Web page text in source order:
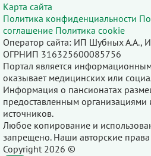
Карта сайта
Политика конфиденциальности
соглашение Политика cookie
Оператор сайта: ИП Шубных А.А.,
ОГРНИП 316325600085756
Портал является
оказывает медицинских или
Информация о пансионатах
предоставленным организациями
источников.
Любое копирование и
запрещено. Наши авторские
Copyright 2026 ©